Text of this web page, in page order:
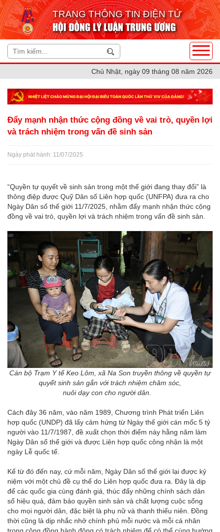
TRANG THÔNG TIN ĐIỆN TỬ
HỘI ĐỒNG LÝ LUẬN TRUNG ƯƠNG
Chủ Nhật, ngày 09 tháng 08 năm 2026
Đẩy mạnh nhận thức cộng đồng về vai trò, quyền lợi
và trách nhiệm trong vấn đề sinh sản
Ngày phát hành: 11/07/2025
“Quyền tự quyết về sinh sản trong một thế giới đang thay đổi” là
thông điệp được Quỹ Dân số Liên hợp quốc (UNFPA) đưa ra cho
Ngày Dân số thế giới 11/7/2025, nhằm đẩy mạnh nhận thức cộng
đồng về vai trò, quyền lợi và trách nhiệm trong vấn đề sinh sản.
Cán bộ Trạm Y tế Keo Lôm, xã Na Son truyền thông về quyền tự
quyết sinh sản gắn với trách nhiệm chăm sóc,
nuôi dạy con cho người dân.
Cách đây 36 năm, vào năm 1989, Chương trình Phát triển Liên
hợp quốc (UNDP) đã lấy cảm hứng từ Ngày thế giới cán mốc 5 tỷ
người vào 11/7/1987, đề xuất chọn thời điểm này hằng năm làm
Ngày Dân số thế giới và được Liên hợp quốc công nhận là một
ngày Lễ quốc tế.
Kể từ đó đến nay, cứ mỗi năm, Ngày Dân số thế giới lại được kỷ
niệm với một chủ đề cụ thể do Liên hợp quốc đưa ra. Đây là dịp
để các quốc gia cùng đánh giá, thúc đẩy những chính sách dân
số hiệu quả, đảm bảo quyền sinh sản và chất lượng cuộc sống
cho mọi người dân, đặc biệt là phụ nữ và thanh thiếu niên. Đồng
thời cũng là dịp nhắc nhở chính phủ mỗi nước và mỗi cá nhân
trong cộng đồng hành động có trách nhiệm để có thể cùng hướng